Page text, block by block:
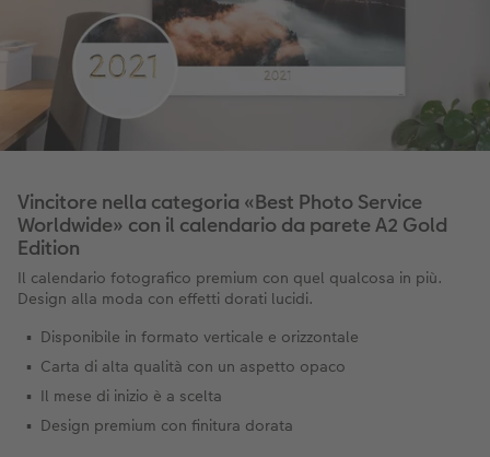
Vincitore nella categoria «Best Photo Service
Worldwide» con il calendario da parete A2 Gold
Edition
Il calendario fotografico premium con quel qualcosa in più.
Design alla moda con effetti dorati lucidi.
Disponibile in formato verticale e orizzontale
Carta di alta qualità con un aspetto opaco
Il mese di inizio è a scelta
Design premium con finitura dorata